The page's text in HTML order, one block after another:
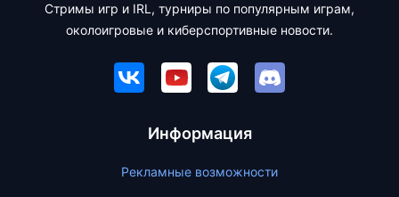
Стримы игр и IRL, турниры по популярным играм,
околоигровые и киберспортивные новости.
Информация
Рекламные возможности